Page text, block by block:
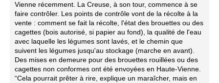
Vienne récemment. La Creuse, à son tour, commence à se
faire contrôler. Les points de contrôle vont de la récolte à la
vente : comment se fait la récolte, l'état des brouettes ou des
cagettes (bois autorisé, si papier au fond), la qualité de l'eau
avec laquelle les légumes sont lavés, et le chemin que
suivent les légumes jusqu'au stockage (marche en avant).
Des mises en demeure pour des brouettes rouillées ou des
cagettes non conformes ont été envoyées en Haute-Vienne.
“Cela pourrait prêter à rire, explique un maraîcher, mais en